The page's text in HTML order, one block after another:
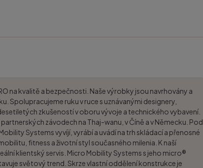
na kvalitě a bezpečnosti. Naše výrobky jsou navrhovány a
Spolupracujeme ruku v ruce s uznávanými designery,
zkušeností v oboru vývoje a technického vybavení.
závodech na Thaj-wanu, v Číně a v Německu. Pod
Systems vyvíjí, vyrábí a uvádí na trh skládací a přenosné
fitness a životní styl současného milenia. K naší
klientský servis. Micro Mobility Systems s jeho micro®
světový trend. Skrze vlastní oddělení konstrukce je